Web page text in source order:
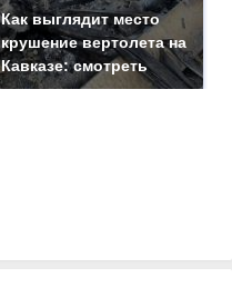
Как выглядит место
крушение вертолета на
Кавказе: смотреть